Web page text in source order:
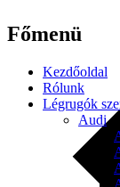
Főmenü
Kezdőoldal
Rólunk
Légrugók
Audi